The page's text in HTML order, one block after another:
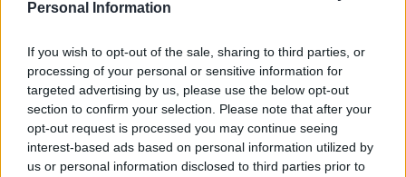
Personal Information
If you wish to opt-out of the sale, sharing to third parties, or
processing of your personal or sensitive information for
targeted advertising by us, please use the below opt-out
section to confirm your selection. Please note that after your
opt-out request is processed you may continue seeing
interest-based ads based on personal information utilized by
us or personal information disclosed to third parties prior to
Croce, Via XXV Aprile.
Le tipologie di intervento sono numerose e
varie e verranno eseguite, in accordo con la
ditta, nel pieno rispetto delle regole d’arte e
con i migliori accorgimenti tecnici per la loro
realizzazione.